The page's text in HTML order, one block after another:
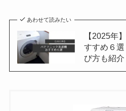
あわせて読みたい
【2025年
すすめ６
び方も紹介